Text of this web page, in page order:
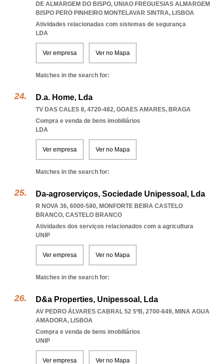
DE ALMARGEM DO BISPO, UNIAO FREGUESIAS ALMARGEM
BISPO PERO PINHEIRO MONTELAVAR SINTRA, LISBOA
Atividades relacionadas com sistemas de segurança
LDA
Ver empresa Ver no Mapa
Matches in the search for:
D.a. Home, Lda
TV DAS CALES 8, 4720-482, GOAES AMARES, BRAGA
Compra e venda de bens imobiliários
LDA
Ver empresa Ver no Mapa
Matches in the search for:
Da-agroserviços, Sociedade Unipessoal, Lda
R NOVA 36, 6000-580, MONFORTE BEIRA CASTELO
BRANCO, CASTELO BRANCO
Atividades dos serviços relacionados com a agricultura
UNIP
Ver empresa Ver no Mapa
Matches in the search for:
D&a Properties, Unipessoal, Lda
AV PEDRO ÁLVARES CABRAL 52 5ºB, 2700-649, MINA AGUA
AMADORA, LISBOA
Compra e venda de bens imobiliários
UNIP
Ver empresa Ver no Mapa